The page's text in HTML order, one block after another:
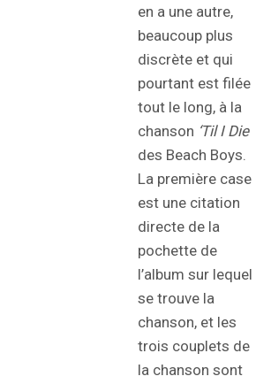
en a une autre,
beaucoup plus
discrète et qui
pourtant est filée
tout le long, à la
chanson ‘Til I Die
des Beach Boys.
La première case
est une citation
directe de la
pochette de
l’album sur lequel
se trouve la
chanson, et les
trois couplets de
la chanson sont